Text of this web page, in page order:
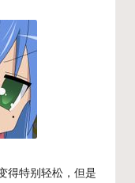
得特别轻松，但是